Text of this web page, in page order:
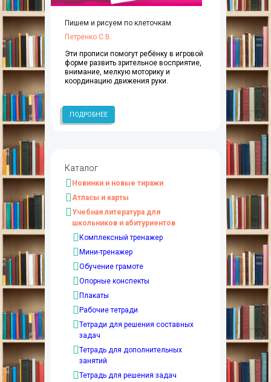
Пишем и рисуем по клеточкам
Петренко С.В.
Эти прописи помогут ребёнку в игровой
форме развить зрительное восприятие,
внимание, мелкую моторику и
координацию движения руки.
ПОДРОБНЕЕ
Каталог
Новинки и новые тиражи
Атласы и карты
Учебная литература для
школьников и абитуриентов
Комплексный тренажер
Мини-тренажер
Обучение грамоте
Опорные конспекты
Плакаты
Рабочие тетради
Тетради для решения составных
задач
Тетрадь для дополнительных
занятий
Тетрадь для решения задач